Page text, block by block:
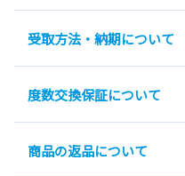
受取方法・納期について
度数交換保証について
商品の返品について